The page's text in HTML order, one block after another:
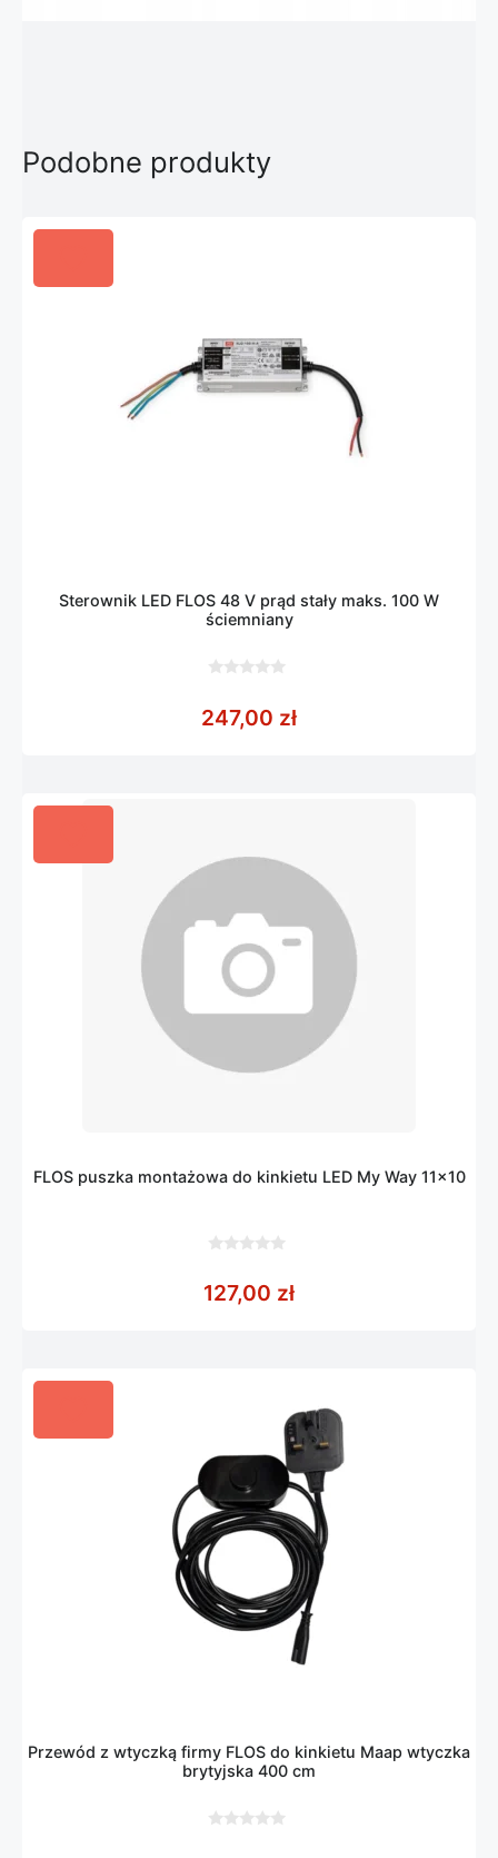
Podobne produkty
Sterownik LED FLOS 48 V prąd stały maks. 100 W
ściemniany
5
247,00 zł
FLOS puszka montażowa do kinkietu LED My Way 11×10
5
127,00 zł
Przewód z wtyczką firmy FLOS do kinkietu Maap wtyczka
brytyjska 400 cm